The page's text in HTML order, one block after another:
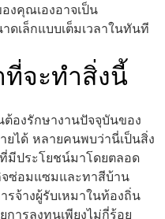
งคุณเองอาจเป็น
เล็กแบบเต็มเวลาในทันที
ที่จะทำสิ่งนี้
องรักษางานปัจจุบันของ
ได้ หลายคนพบว่านี่เป็นสิ่ง
มีประโยชน์มาโดยตลอด
จซ่อมแซมและทาสีบ้าน
รจ้างผู้รับเหมาในท้องถิ่น
ารลงทุนเพียงไม่กี่ร้อย